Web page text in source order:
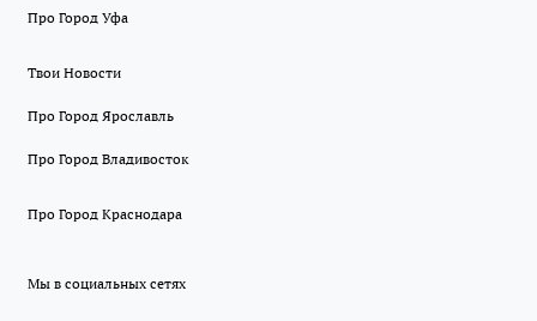
Про Город Уфа
Твои Новости
Про Город Ярославль
Про Город Владивосток
Про Город Краснодара
Мы в социальных сетях